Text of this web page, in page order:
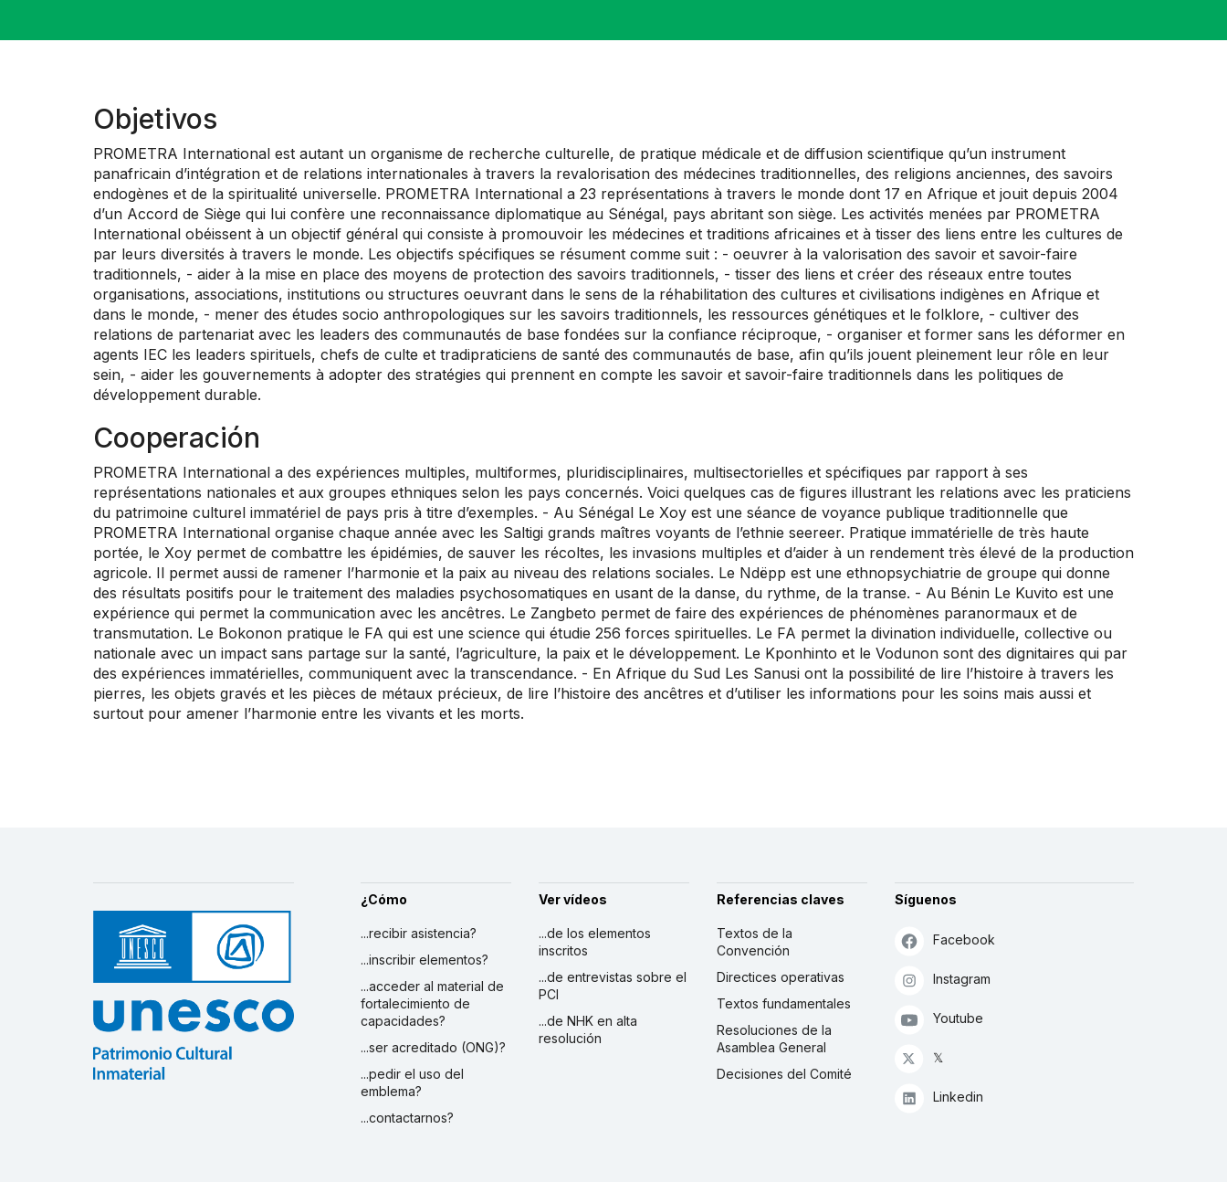
Objetivos
PROMETRA International est autant un organisme de recherche culturelle, de pratique médicale et de diffusion scientifique qu’un instrument
panafricain d’intégration et de relations internationales à travers la revalorisation des médecines traditionnelles, des religions anciennes, des savoirs
endogènes et de la spiritualité universelle. PROMETRA International a 23 représentations à travers le monde dont 17 en Afrique et jouit depuis 2004
d’un Accord de Siège qui lui confère une reconnaissance diplomatique au Sénégal, pays abritant son siège. Les activités menées par PROMETRA
International obéissent à un objectif général qui consiste à promouvoir les médecines et traditions africaines et à tisser des liens entre les cultures de
par leurs diversités à travers le monde. Les objectifs spécifiques se résument comme suit : - oeuvrer à la valorisation des savoir et savoir-faire
traditionnels, - aider à la mise en place des moyens de protection des savoirs traditionnels, - tisser des liens et créer des réseaux entre toutes
organisations, associations, institutions ou structures oeuvrant dans le sens de la réhabilitation des cultures et civilisations indigènes en Afrique et
dans le monde, - mener des études socio anthropologiques sur les savoirs traditionnels, les ressources génétiques et le folklore, - cultiver des
relations de partenariat avec les leaders des communautés de base fondées sur la confiance réciproque, - organiser et former sans les déformer en
agents IEC les leaders spirituels, chefs de culte et tradipraticiens de santé des communautés de base, afin qu’ils jouent pleinement leur rôle en leur
sein, - aider les gouvernements à adopter des stratégies qui prennent en compte les savoir et savoir-faire traditionnels dans les politiques de
développement durable.
Cooperación
PROMETRA International a des expériences multiples, multiformes, pluridisciplinaires, multisectorielles et spécifiques par rapport à ses
représentations nationales et aux groupes ethniques selon les pays concernés. Voici quelques cas de figures illustrant les relations avec les praticiens
du patrimoine culturel immatériel de pays pris à titre d’exemples. - Au Sénégal Le Xoy est une séance de voyance publique traditionnelle que
PROMETRA International organise chaque année avec les Saltigi grands maîtres voyants de l’ethnie seereer. Pratique immatérielle de très haute
portée, le Xoy permet de combattre les épidémies, de sauver les récoltes, les invasions multiples et d’aider à un rendement très élevé de la production
agricole. Il permet aussi de ramener l’harmonie et la paix au niveau des relations sociales. Le Ndëpp est une ethnopsychiatrie de groupe qui donne
des résultats positifs pour le traitement des maladies psychosomatiques en usant de la danse, du rythme, de la transe. - Au Bénin Le Kuvito est une
expérience qui permet la communication avec les ancêtres. Le Zangbeto permet de faire des expériences de phénomènes paranormaux et de
transmutation. Le Bokonon pratique le FA qui est une science qui étudie 256 forces spirituelles. Le FA permet la divination individuelle, collective ou
nationale avec un impact sans partage sur la santé, l’agriculture, la paix et le développement. Le Kponhinto et le Vodunon sont des dignitaires qui par
des expériences immatérielles, communiquent avec la transcendance. - En Afrique du Sud Les Sanusi ont la possibilité de lire l’histoire à travers les
pierres, les objets gravés et les pièces de métaux précieux, de lire l’histoire des ancêtres et d’utiliser les informations pour les soins mais aussi et
surtout pour amener l’harmonie entre les vivants et les morts.
¿Cómo
...recibir asistencia?
...inscribir elementos?
...acceder al material de
fortalecimiento de
capacidades?
...ser acreditado (ONG)?
...pedir el uso del
emblema?
...contactarnos?
Ver vídeos
...de los elementos
inscritos
...de entrevistas sobre el
PCI
...de NHK en alta
resolución
Referencias claves
Textos de la
Convención
Directices operativas
Textos fundamentales
Resoluciones de la
Asamblea General
Decisiones del Comité
Síguenos
Facebook
Instagram
Youtube
𝕏
Linkedin